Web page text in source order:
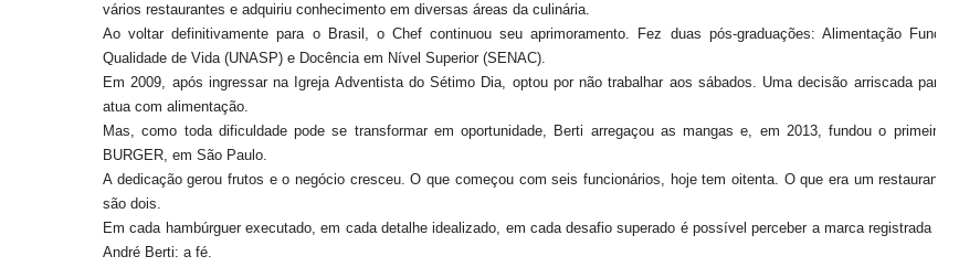
vários restaurantes e adquiriu conhecimento em diversas áreas da culinária.
Ao voltar definitivamente para o Brasil, o Chef continuou seu aprimoramento. Fez duas pós-graduações: Alimentação Funcional e
Qualidade de Vida (UNASP) e Docência em Nível Superior (SENAC).
Em 2009, após ingressar na Igreja Adventista do Sétimo Dia, optou por não trabalhar aos sábados. Uma decisão arriscada para quem
atua com alimentação.
Mas, como toda dificuldade pode se transformar em oportunidade, Berti arregaçou as mangas e, em 2013, fundou o primeiro JAZZ
BURGER, em São Paulo.
A dedicação gerou frutos e o negócio cresceu. O que começou com seis funcionários, hoje tem oitenta. O que era um restaurante, hoje
são dois.
Em cada hambúrguer executado, em cada detalhe idealizado, em cada desafio superado é possível perceber a marca registrada do Chef
André Berti: a fé.